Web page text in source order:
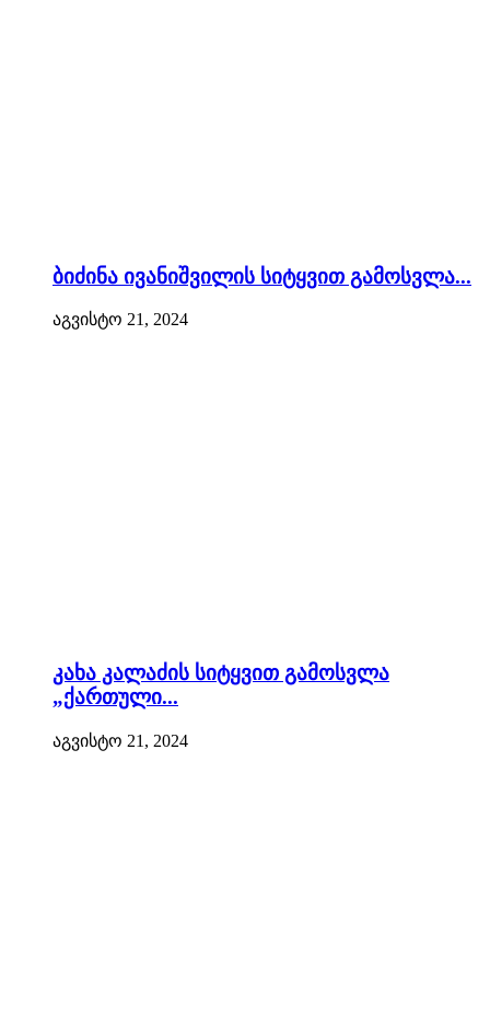
ბიძინა ივანიშვილის სიტყვით გამოსვლა...
აგვისტო 21, 2024
კახა კალაძის სიტყვით გამოსვლა
„ქართული...
აგვისტო 21, 2024